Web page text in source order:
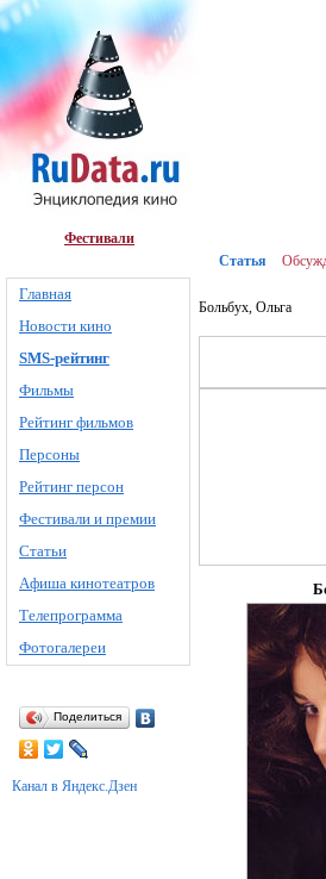
Фестивали
Главная
Новости кино
SMS-рейтинг
Фильмы
Рейтинг фильмов
Персоны
Рейтинг персон
Фестивали и премии
Статьи
Афиша кинотеатров
Телепрограмма
Фотогалереи
Поделиться
Канал в Яндекс.Дзен
Статья
Больбух, Ольга